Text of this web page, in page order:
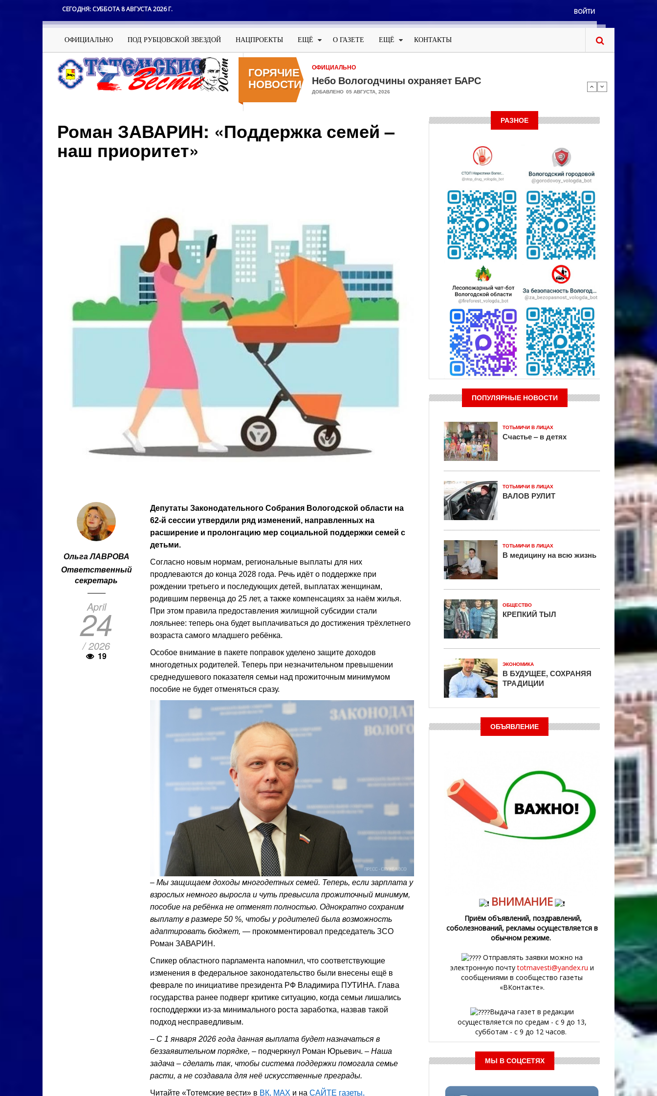
СЕГОДНЯ: СУББОТА 8 АВГУСТА 2026 Г.
Меню
учётной
записи
пользователя
ВОЙТИ
Основная
навигация
ОФИЦИАЛЬНО ПОД РУБЦОВСКОЙ ЗВЕЗДОЙ НАЦПРОЕКТЫ ЕЩЁ О ГАЗЕТЕ ЕЩЁ КОНТАКТЫ
ГОРЯЧИЕ
НОВОСТИ
ОФИЦИАЛЬНО
Небо Вологодчины охраняет БАРС
ДОБАВЛЕНО 05 АВГУСТА, 2026
Роман ЗАВАРИН: «Поддержка семей –
наш приоритет»
Ольга ЛАВРОВА
Ответственный
секретарь
April
24
/ 2026
19
Депутаты Законодательного Собрания Вологодской области на
62-й сессии утвердили ряд изменений, направленных на
расширение и пролонгацию мер социальной поддержки семей с
детьми.
Согласно новым нормам, региональные выплаты для них
продлеваются до конца 2028 года. Речь идёт о поддержке при
рождении третьего и последующих детей, выплатах женщинам,
родившим первенца до 25 лет, а также компенсациях за наём жилья.
При этом правила предоставления жилищной субсидии стали
лояльнее: теперь она будет выплачиваться до достижения трёхлетнего
возраста самого младшего ребёнка.
Особое внимание в пакете поправок уделено защите доходов
многодетных родителей. Теперь при незначительном превышении
среднедушевого показателя семьи над прожиточным минимумом
пособие не будет отменяться сразу.
– Мы защищаем доходы многодетных семей. Теперь, если зарплата у
взрослых немного выросла и чуть превысила прожиточный минимум,
пособие на ребёнка не отменят полностью. Однократно сохраним
выплату в размере 50 %, чтобы у родителей была возможность
адаптировать бюджет, — прокомментировал председатель ЗСО
Роман ЗАВАРИН.
Спикер областного парламента напомнил, что соответствующие
изменения в федеральное законодательство были внесены ещё в
феврале по инициативе президента РФ Владимира ПУТИНА. Глава
государства ранее подверг критике ситуацию, когда семьи лишались
господдержки из-за минимального роста заработка, назвав такой
подход несправедливым.
– С 1 января 2026 года данная выплата будет назначаться в
беззаявительном порядке, – подчеркнул Роман Юрьевич. – Наша
задача – сделать так, чтобы система поддержки помогала семье
расти, а не создавала для неё искусственные преграды.
Читайте «Тотемские вести» в ВК, МАХ и на САЙТЕ газеты.
РАЗНОЕ
ПОПУЛЯРНЫЕ НОВОСТИ
ТОТЬМИЧИ В ЛИЦАХ
Счастье – в детях
ТОТЬМИЧИ В ЛИЦАХ
ВАЛОВ РУЛИТ
ТОТЬМИЧИ В ЛИЦАХ
В медицину на всю жизнь
ОБЩЕСТВО
КРЕПКИЙ ТЫЛ
ЭКОНОМИКА
В БУДУЩЕЕ, СОХРАНЯЯ
ТРАДИЦИИ
ОБЪЯВЛЕНИЕ
ВНИМАНИЕ
Приём объявлений, поздравлений,
соболезнований, рекламы осуществляется в
обычном режиме.
Отправлять заявки можно на
электронную почтуtotmavesti@yandex.ru и
сообщениями в сообщество газеты
«ВКонтакте».
Выдача газет в редакции
осуществляется по средам - с 9 до 13,
субботам - с 9 до 12 часов.
МЫ В СОЦСЕТЯХ